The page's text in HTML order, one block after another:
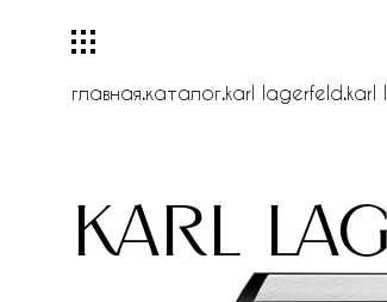
главная.каталог.karl lagerfeld.karl
karl